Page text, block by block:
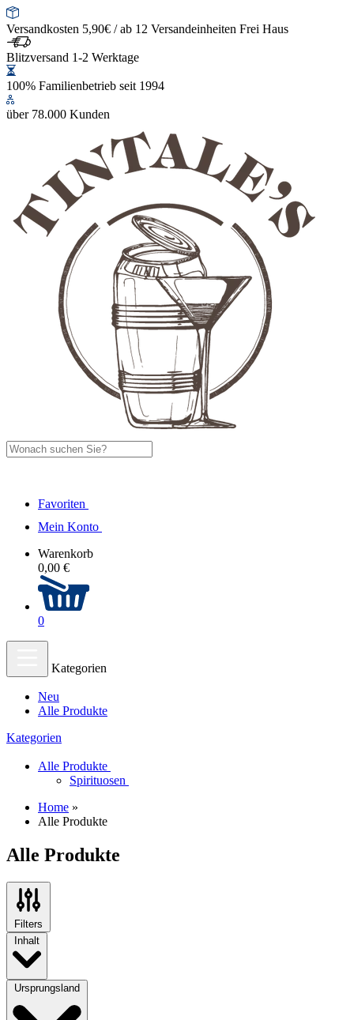
Versandkosten 5,90€ / ab 12 Versandeinheiten Frei Haus
Blitzversand 1-2 Werktage
100% Familienbetrieb seit 1994
über 78.000 Kunden
Favoriten
Mein Konto
Warenkorb
0,00 €
0
Kategorien
Neu
Alle Produkte
Kategorien
Alle Produkte
Spirituosen
Home »
Alle Produkte
Alle Produkte
Filters
Inhalt
Ursprungsland